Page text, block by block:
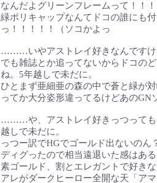
なんだよグリーンフレームって！！！
緑ポリキャップなんてドコの誰にも
っ！！！！！（ソコかよっ
………いやアストレイ好きなんですけ
でも雑誌とか追ってないからドコの
ね。5年越しで未だに。
ひとまず亜細亜の森の中で蒼と緑が
ってか大分姿形違ってるけどあの
………や、アストレイ好きっつっても
越しで未だに。
っつー訳でHGでゴールド出ないの
ディグったので相当遠退いた感はあ
素ゴールド、割とエレガントで好き
アレがダークヒーロー全開な天「ア